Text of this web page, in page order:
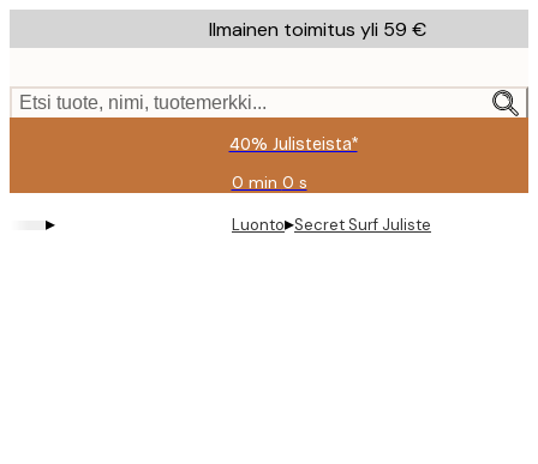
to
content.
Ilmainen toimitus yli 59 €
Etsi tuote, nimi, tuotemerkki...
40% Julisteista*
0 min 0 s
Voimassa
asti:
2026-
▸ Luonto▸Secret Surf Juliste